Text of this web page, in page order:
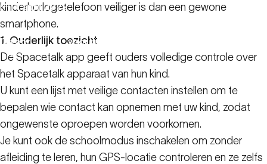
14 april 2022
Hulpbronnen
voor
gezinnen
voor kinderen veiliger is dan een gewone
kinderhorlogetelefoon veiliger is dan een gewone
smartphone.
1. Ouderlijk toezicht
De Spacetalk app geeft ouders volledige controle over
het Spacetalk apparaat van hun kind.
U kunt een lijst met veilige contacten instellen om te
bepalen wie contact kan opnemen met uw kind, zodat
ongewenste oproepen worden voorkomen.
Je kunt ook de schoolmodus inschakelen om zonder
afleiding te leren, hun GPS-locatie controleren en ze zelfs